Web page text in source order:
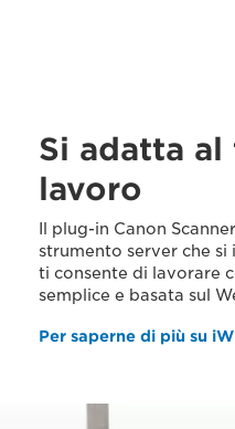
Si adatta
lavoro
Il plug-in Canon
strumento server che si
ti consente di lavorare
semplice e basata sul
Per saperne di più su